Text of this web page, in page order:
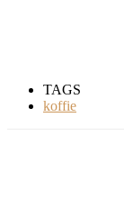
TAGS
koffie